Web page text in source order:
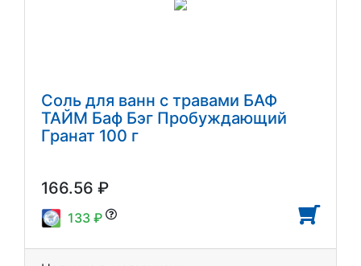
Соль для ванн с травами БАФ
ТАЙМ Баф Бэг Пробуждающий
Гранат 100 г
166.56 ₽
133 ₽